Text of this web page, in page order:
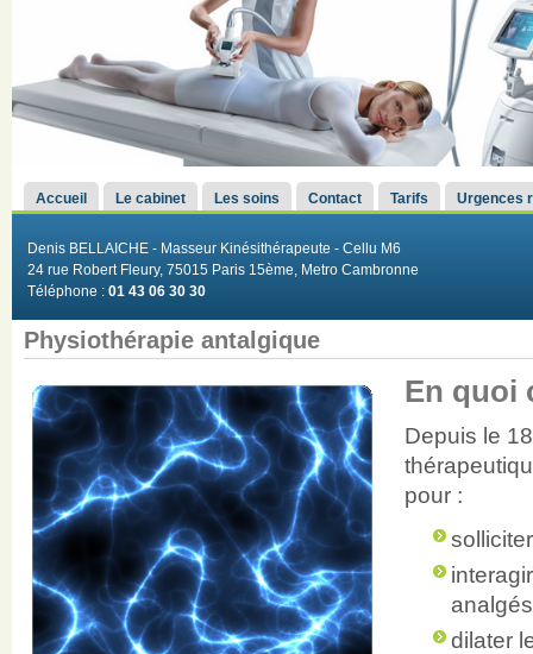
Menu principal
Accueil Le cabinet Les soins Contact Tarifs Urgences
Denis BELLAICHE - Masseur Kinésithérapeute - Cellu M6
24 rue Robert Fleury, 75015 Paris 15ème, Metro Cambronne
Téléphone : 01 43 06 30 30
Physiothérapie antalgique
En quoi
Depuis le
pour :
dilater